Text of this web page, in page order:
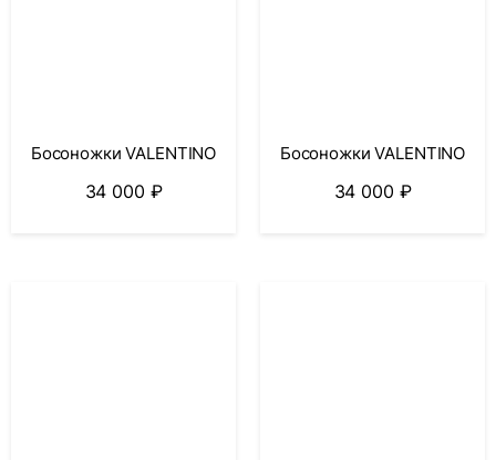
Босоножки VALENTINO
34 000 ₽
Босоножки VALENTINO
34 000 ₽